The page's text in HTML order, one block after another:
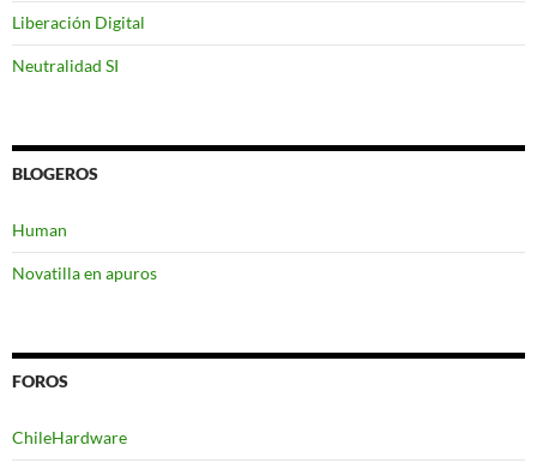
Liberación Digital
Neutralidad SI
BLOGEROS
Human
Novatilla en apuros
FOROS
ChileHardware